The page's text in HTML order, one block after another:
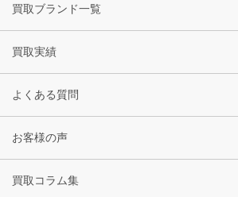
買取ブランド一覧
買取実績
よくある質問
お客様の声
買取コラム集